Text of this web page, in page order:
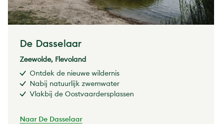
De Dasselaar
Zeewolde, Flevoland
Ontdek de nieuwe wildernis
Nabij natuurlijk zwemwater
Vlakbij de Oostvaardersplassen
Naar De Dasselaar